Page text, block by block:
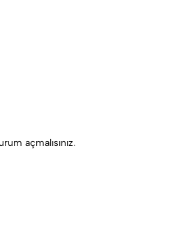
açmalısınız.